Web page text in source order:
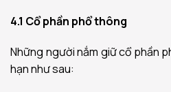
4.1 Cổ phần phổ thông
Những người nắm giữ cổ phần
hạn như sau: